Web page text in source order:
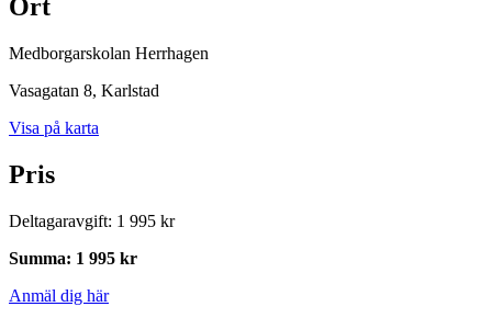
Ort
Medborgarskolan Herrhagen
Vasagatan 8, Karlstad
Visa på karta
Pris
Deltagaravgift: 1 995 kr
Summa: 1 995 kr
Anmäl dig här